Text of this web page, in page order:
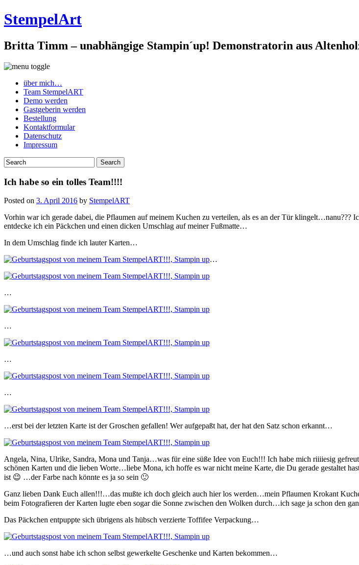
StempelArt
Britta Timm – unabhängige Stampin´up! Demonstratorin aus
über mich…
Team StempelART
Demo werden
Gastgeberin werden
Bestellung
Kontaktformular
Datenschutz
Impressum
Ich habe so ein tolles Team!!!!
Posted on 3. April 2016 by StempelART
Vorhin war ich gerade dabei, die Pflaumen auf meinem Kuchen zu verteilen, als es an der Tür
entdecke ich ein Päckchen und einen dicken Umschlag auf meiner Fußmatte…
In dem Umschlag finde ich lauter Karten…
…
…
…
…
…
…erst bei der letzten Karte ist der Groschen gefallen! Wer aufgepaßt hat, der hat den Satz schon erkannt…
Angela, Nina, Ulrike, Sandra, Mona und Tanja…was für eine süße Idee von Euch!!! Ich habe mich riiiiesig
schönen Karten und die lieben Worte…liebe Mona, ich hoffe es war nicht meine Karte, die Du gerade gestaltet
ist 😉 …der Farbe nach könnte es ja so sein 🙂
Ganz lieben Dank Euch allen!!!…das mußte ich doch gleich auch hier los werden…mein Pflaumen Krokant
beim Fotografieren der Karten lugte eben sogar die Sonne zwischen den Wolken durch…ich sage ja schon den
Das Päckchen entpuppte sich übrigens als hübsch verzierte Toffifee Verpackung…
…und auch sonst habe ich schon selbst gewerkelte Geschenke und Karten bekommen…